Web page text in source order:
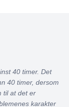
40 timer. Det
40 timer, dersom
til at det er
karakter